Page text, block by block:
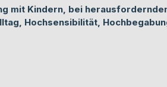
mit Kindern, bei
Hochsensibilität,